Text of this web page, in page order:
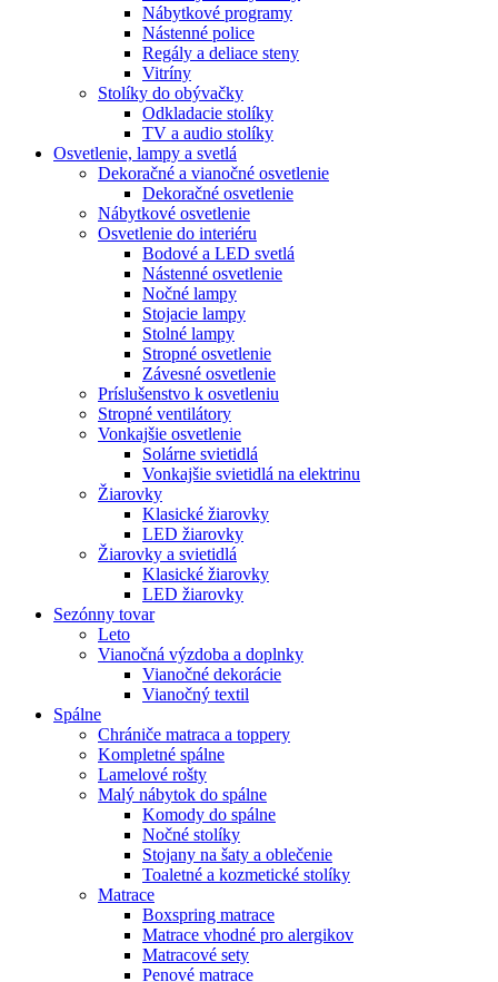
Nábytkové programy
Nástenné police
Regály a deliace steny
Vitríny
Stolíky do obývačky
Odkladacie stolíky
TV a audio stolíky
Osvetlenie, lampy a svetlá
Dekoračné a vianočné osvetlenie
Dekoračné osvetlenie
Nábytkové osvetlenie
Osvetlenie do interiéru
Bodové a LED svetlá
Nástenné osvetlenie
Nočné lampy
Stojacie lampy
Stolné lampy
Stropné osvetlenie
Závesné osvetlenie
Príslušenstvo k osvetleniu
Stropné ventilátory
Vonkajšie osvetlenie
Solárne svietidlá
Vonkajšie svietidlá na elektrinu
Žiarovky
Klasické žiarovky
LED žiarovky
Žiarovky a svietidlá
Klasické žiarovky
LED žiarovky
Sezónny tovar
Leto
Vianočná výzdoba a doplnky
Vianočné dekorácie
Vianočný textil
Spálne
Chrániče matraca a toppery
Kompletné spálne
Lamelové rošty
Malý nábytok do spálne
Komody do spálne
Nočné stolíky
Stojany na šaty a oblečenie
Toaletné a kozmetické stolíky
Matrace
Boxspring matrace
Matrace vhodné pro alergikov
Matracové sety
Penové matrace